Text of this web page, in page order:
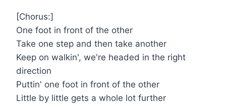
[Chorus:]
One foot in front of the other
Take one step and then take another
Keep on walkin', we're headed in the right
direction
Puttin' one foot in front of the other
Little by little gets a whole lot further